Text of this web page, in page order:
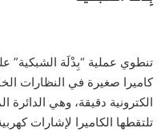
كاميرا صغيرة في النظارات
الكترونية دقيقة، وهي
تلتقطها الكاميرا لإشارات